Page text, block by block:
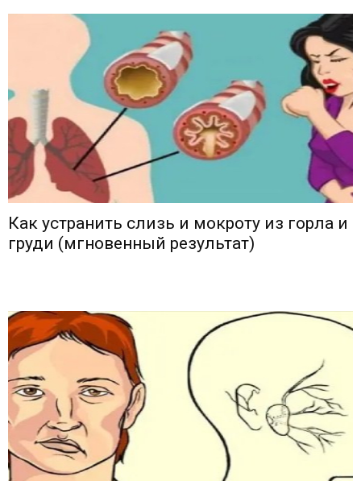
Как устранить слизь и мокроту из горла и
груди (мгновенный результат)